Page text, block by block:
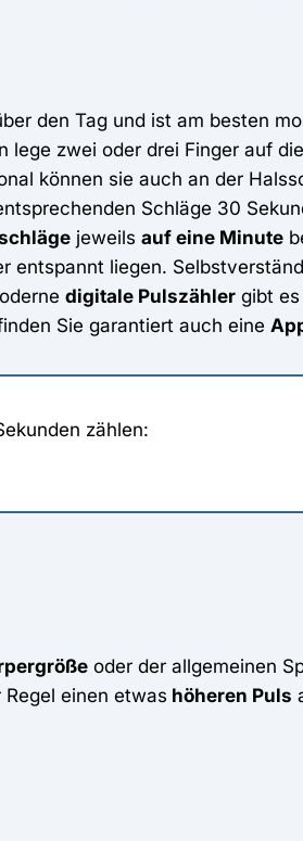
den Tag und ist am besten
lege zwei oder drei Finger auf die
können sie auch an der
Schläge 30
jeweils auf eine Minute
entspannt liegen.
digitale Pulszähler gibt
Sie garantiert auch eine
zählen:
oder der allgemeinen
Regel einen etwas höheren Puls